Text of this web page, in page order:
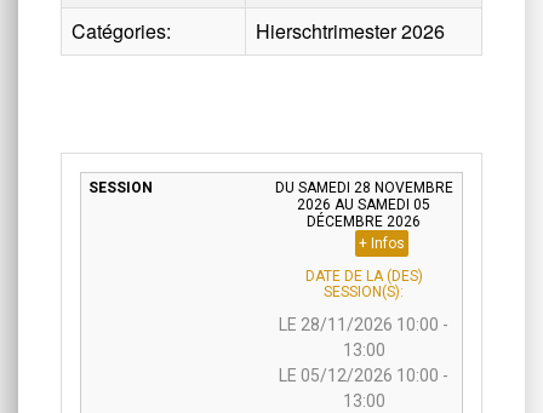
Catégories:
Hierschtrimester 2026
DU SAMEDI 28 NOVEMBRE
2026 AU SAMEDI 05
DÉCEMBRE 2026
+ Infos
DATE DE LA (DES)
SESSION(S):
LE 28/11/2026 10:00 -
13:00
LE 05/12/2026 10:00 -
13:00